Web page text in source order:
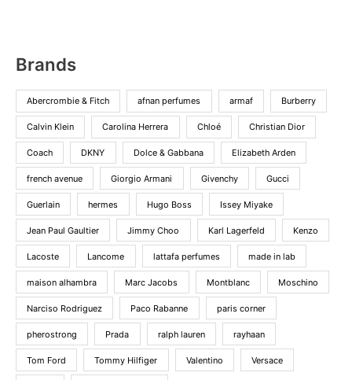
Brands
Abercrombie & Fitch afnan perfumes armaf Burberry
Calvin Klein Carolina Herrera Chloé Christian Dior
Coach DKNY Dolce & Gabbana Elizabeth Arden
french avenue Giorgio Armani Givenchy Gucci
Guerlain hermes Hugo Boss Issey Miyake
Jean Paul Gaultier Jimmy Choo Karl Lagerfeld Kenzo
Lacoste Lancome lattafa perfumes made in lab
maison alhambra Marc Jacobs Montblanc Moschino
Narciso Rodriguez Paco Rabanne paris corner
pherostrong Prada ralph lauren rayhaan
Tom Ford Tommy Hilfiger Valentino Versace